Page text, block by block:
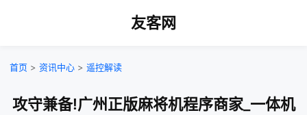
友客网
首页 > 资讯中心 > 遥控解读
攻守兼备!广州正版麻将机程序商家_一体机